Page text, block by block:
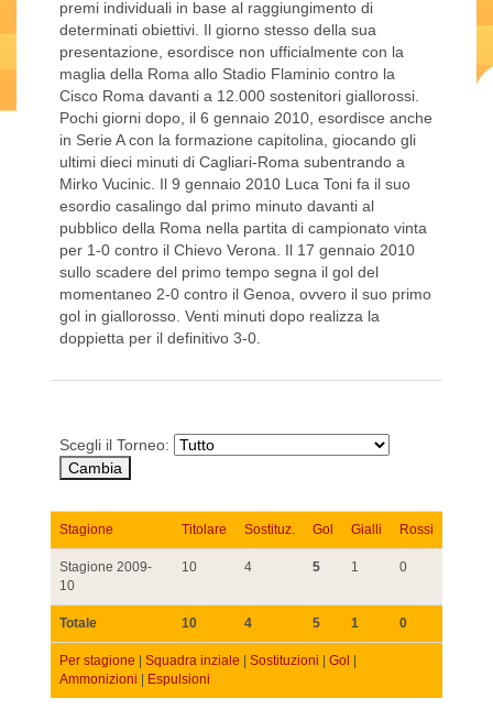
premi individuali in base al raggiungimento di
determinati obiettivi. Il giorno stesso della sua
presentazione, esordisce non ufficialmente con la
maglia della Roma allo Stadio Flaminio contro la
Cisco Roma davanti a 12.000 sostenitori giallorossi.
Pochi giorni dopo, il 6 gennaio 2010, esordisce anche
in Serie A con la formazione capitolina, giocando gli
ultimi dieci minuti di Cagliari-Roma subentrando a
Mirko Vucinic. Il 9 gennaio 2010 Luca Toni fa il suo
esordio casalingo dal primo minuto davanti al
pubblico della Roma nella partita di campionato vinta
per 1-0 contro il Chievo Verona. Il 17 gennaio 2010
sullo scadere del primo tempo segna il gol del
momentaneo 2-0 contro il Genoa, ovvero il suo primo
gol in giallorosso. Venti minuti dopo realizza la
doppietta per il definitivo 3-0.
Scegli il Torneo:
Stagione Titolare Sostituz. Gol Gialli Rossi
Stagione 2009-
10
10 4 5 1 0
Totale 10 4 5 1 0
Per stagione Squadra inziale Sostituzioni Gol
Ammonizioni
Espulsioni